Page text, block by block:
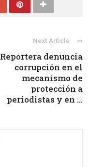
Next Article
Reportera denuncia
corrupción en el
mecanismo de
protección a
periodistas y en ...